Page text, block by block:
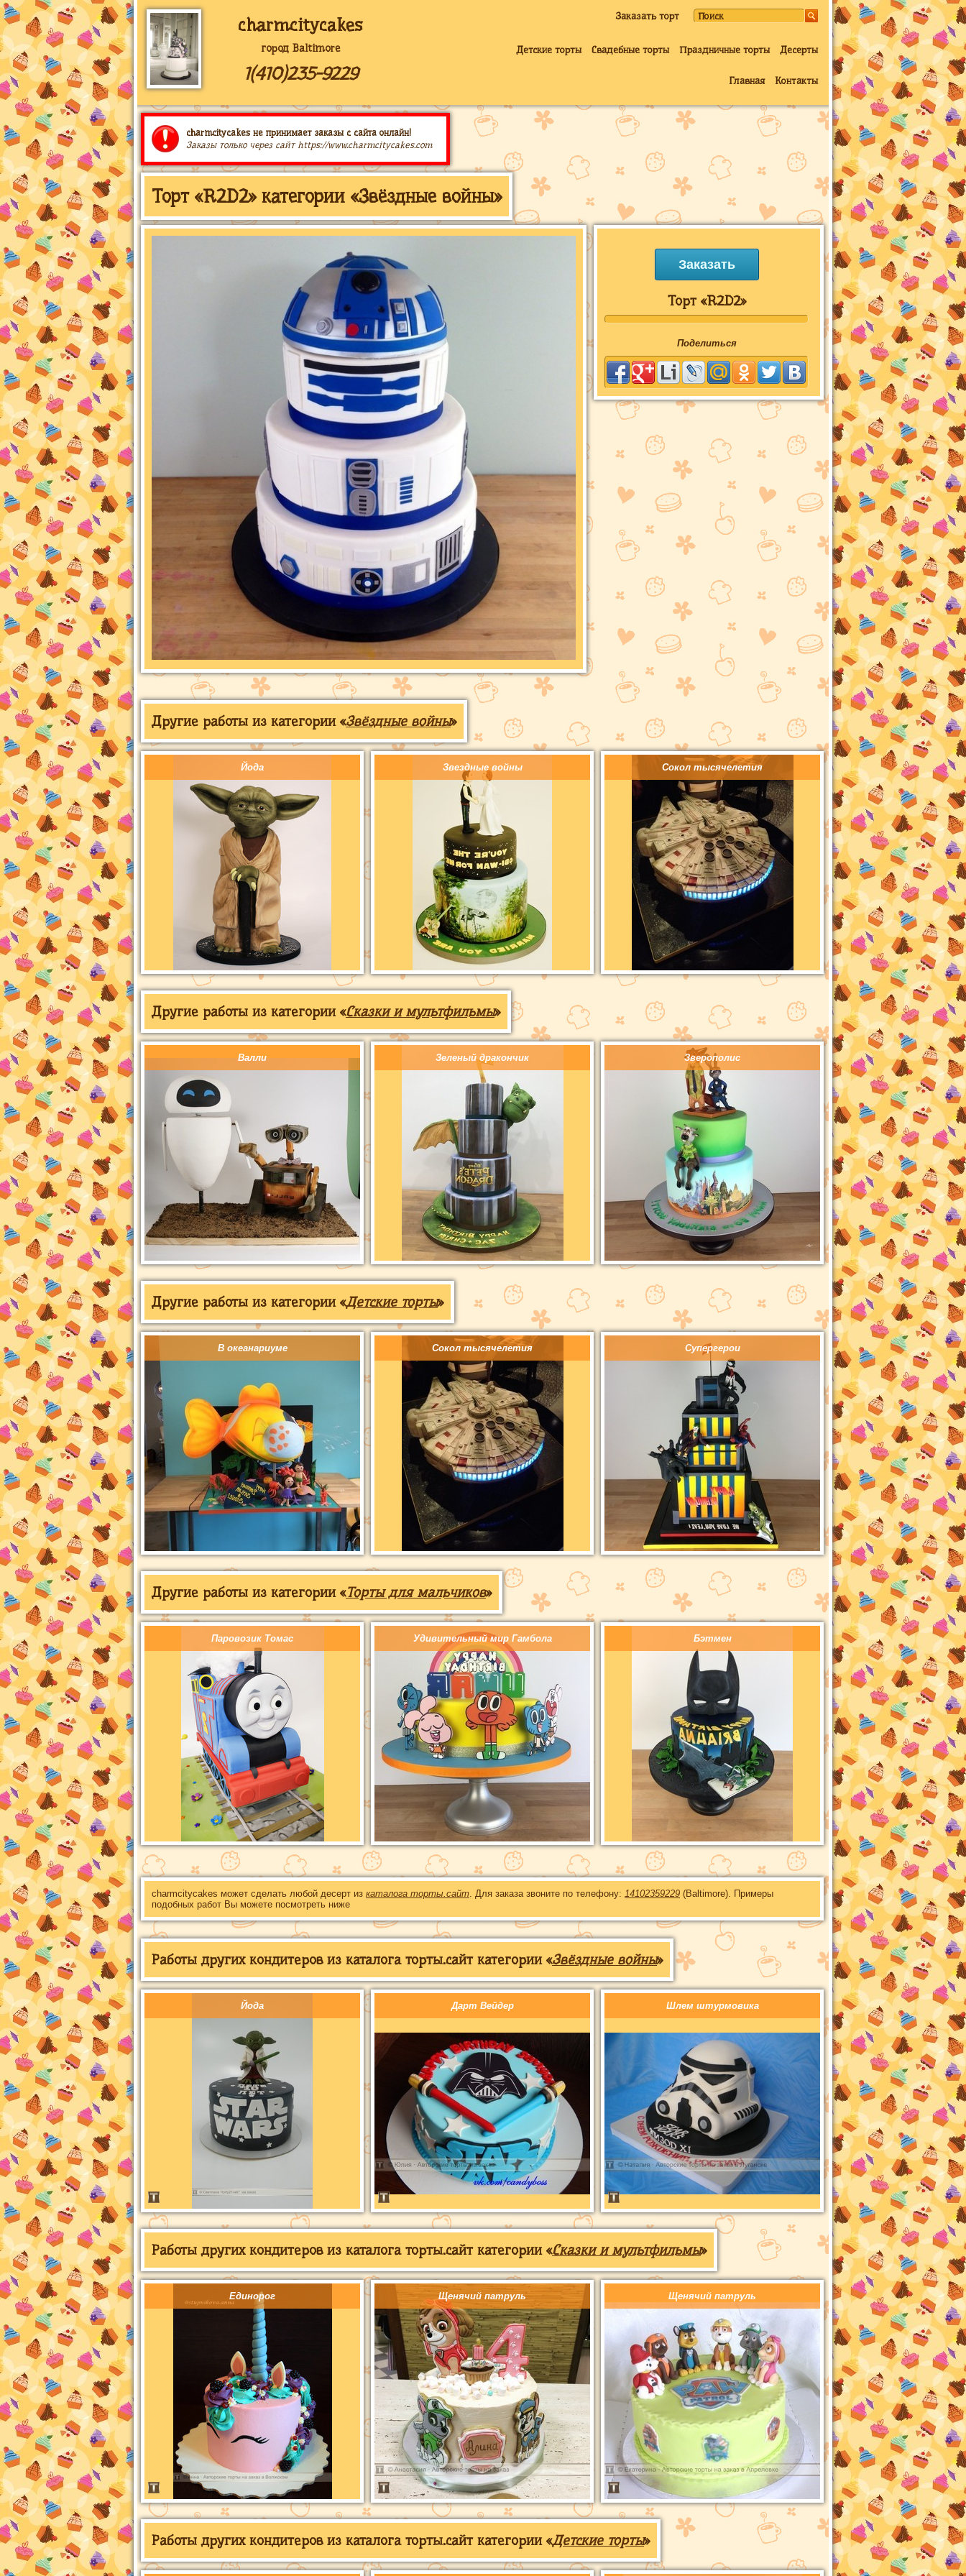
charmcitycakes
город Baltimore
1(410)235-9229
Заказать торт
Детские торты Свадебные торты Праздничные торты Десерты
Главная Контакты
charmcitycakes не принимает заказы с сайта онлайн!
Заказы только через сайт https://www.charmcitycakes.com
Торт «R2D2» категории «Звёздные войны»
Заказать
Торт «R2D2»
Поделиться
Другие работы из категории «Звёздные войны»
Йода Звездные войны Сокол тысячелетия
Другие работы из категории «Сказки и мультфильмы»
Валли Зеленый дракончик Зверополис
Другие работы из категории «Детские торты»
В океанариуме Сокол тысячелетия Супергерои
Другие работы из категории «Торты для мальчиков»
Паровозик Томас Удивительный мир Гамбола Бэтмен
charmcitycakes может сделать любой десерт из каталога торты.сайт. Для заказа звоните по телефону: 14102359229 (Baltimore). Примеры
подобных работ Вы можете посмотреть ниже
Работы других кондитеров из каталога торты.сайт категории «Звёздные войны»
Йода Дарт Вейдер Шлем штурмовика
Работы других кондитеров из каталога торты.сайт категории «Сказки и мультфильмы»
Единорог Щенячий патруль Щенячий патруль
Работы других кондитеров из каталога торты.сайт категории «Детские торты»